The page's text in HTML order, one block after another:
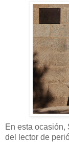
En esta ocasión,
del lector de